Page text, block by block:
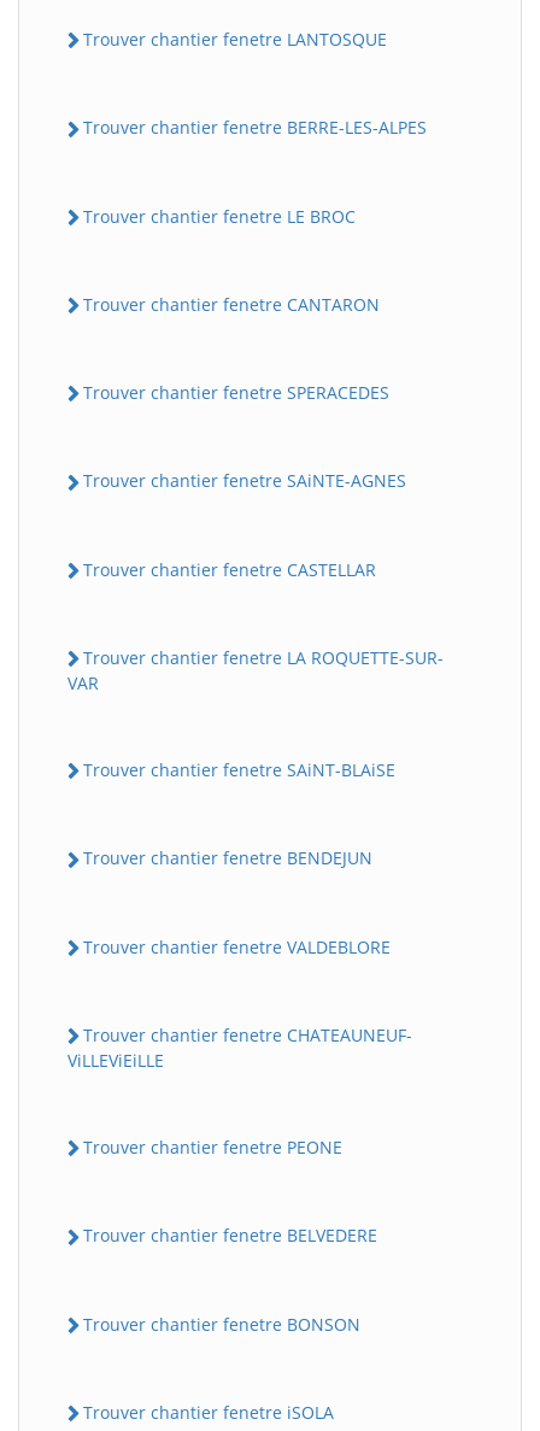
Trouver chantier fenetre LANTOSQUE
Trouver chantier fenetre BERRE-LES-ALPES
Trouver chantier fenetre LE BROC
Trouver chantier fenetre CANTARON
Trouver chantier fenetre SPERACEDES
Trouver chantier fenetre SAiNTE-AGNES
Trouver chantier fenetre CASTELLAR
Trouver chantier fenetre LA ROQUETTE-SUR-
VAR
Trouver chantier fenetre SAiNT-BLAiSE
Trouver chantier fenetre BENDEJUN
Trouver chantier fenetre VALDEBLORE
Trouver chantier fenetre CHATEAUNEUF-
ViLLEViEiLLE
Trouver chantier fenetre PEONE
Trouver chantier fenetre BELVEDERE
Trouver chantier fenetre BONSON
Trouver chantier fenetre iSOLA